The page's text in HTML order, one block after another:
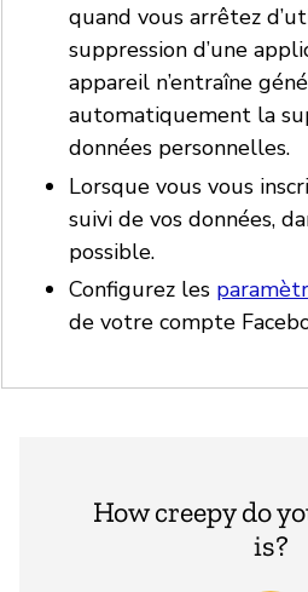
quand vous arrêtez
suppression d’une
appareil n’entraîne
automatiquement la
données personnelles.
Lorsque vous vous
suivi de vos données,
possible.
Configurez les
de votre compte
How creepy do
is?